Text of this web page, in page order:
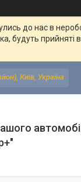
до нас в
будуть
Київ, Україна